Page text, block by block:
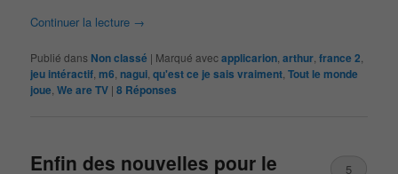
Continuer la lecture →
Publié dans Non classé | Marqué avecapplicarion ,arthur ,france 2
jeu intéractif ,m6 nagui ,qu'est ce je sais vraiment ,Tout le monde
joue ,We are TV |8 Réponses
Enfin des nouvelles pour le
5